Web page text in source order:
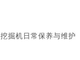
挖掘机日常保养与维护